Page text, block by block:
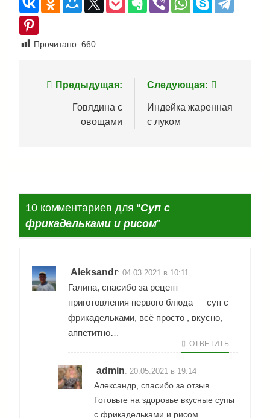
Прочитано: 660
Навигация
Предыдущая:
Говядина с
овощами
Следующая:
Индейка жаренная
с луком
10 комментариев для “Суп с
фрикадельками и рисом”
Aleksandr: 04.03.2021 в 10:11
Галина, спасибо за рецепт
приготовления первого блюда — суп с
фрикадельками, всё просто , вкусно,
аппетитно…
ОТВЕТИТЬ
admin: 20.05.2021 в 19:14
Александр, спасибо за отзыв.
Готовьте на здоровье вкусные супы
с фрикадельками и рисом.